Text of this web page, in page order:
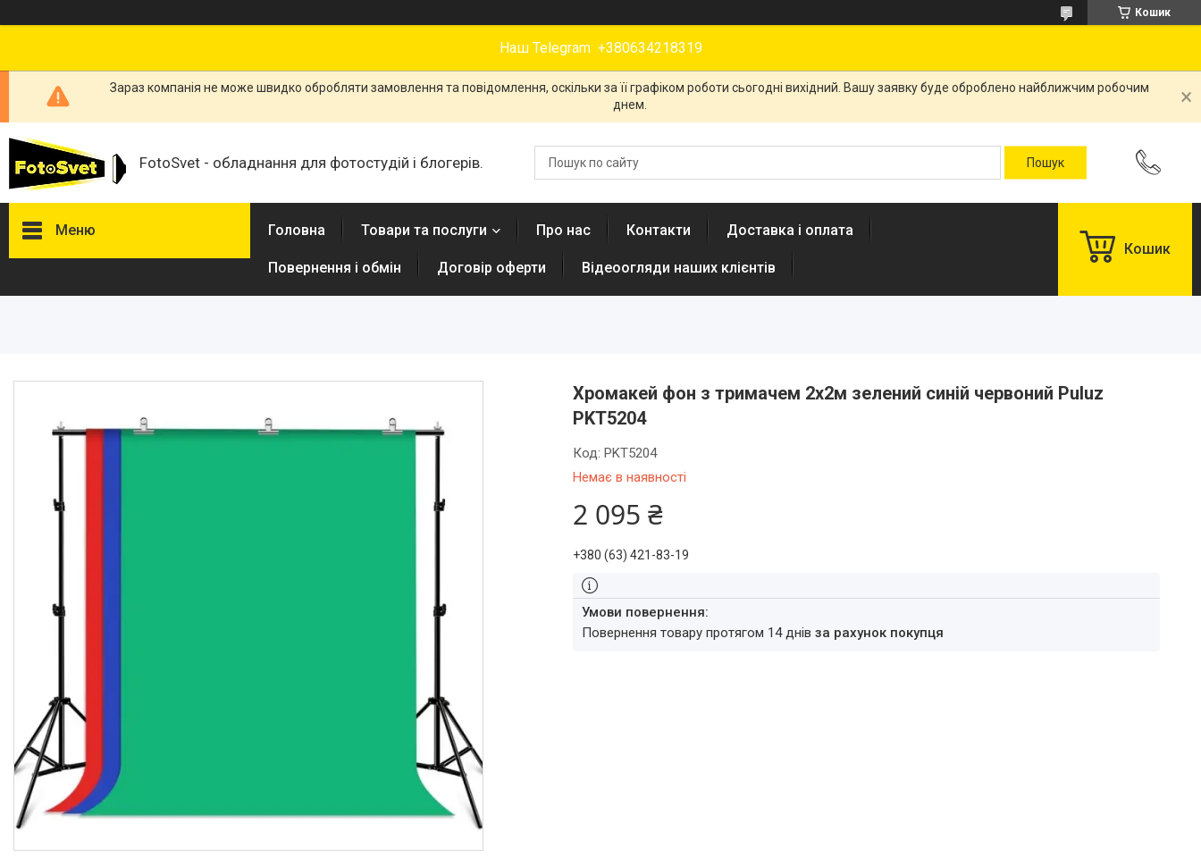
Кошик
Наш Telegram +380634218319
Зараз компанія не може швидко обробляти замовлення та повідомлення, оскільки за її графіком роботи сьогодні вихідний. Вашу заявку буде оброблено найближчим робочим
днем.
FotoSvet - обладнання для фотостудій і блогерів.
Меню
Студійне світло
фото і відео
Все для предметної зйомки
Світлодіодні LED-панель,
відеосвітло
світло
Штативи для фотоапаратів і
відеокамер
Головна Товари та послуги Про нас Контакти Доставка і оплата
Повернення і обмін Договір оферти Відеоогляди наших клієнтів
Кошик
Хромакей фон з тримачем 2x2м зелений синій червоний Puluz
PKT5204
Немає в наявності
Код:PKT5204
2 095 ₴
+380 (63) 421-83-19
повернення товару протягом 14 днівза рахунок покупця